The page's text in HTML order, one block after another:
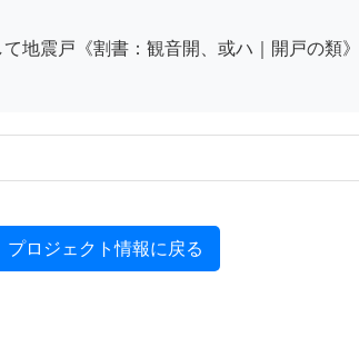
地震戸《割書：観音開、或ハ｜開戸の類
プロジェクト情報に戻る